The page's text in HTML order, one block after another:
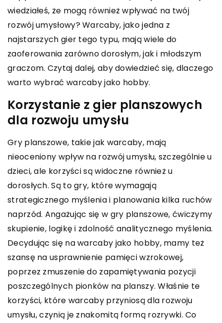
wiedziałeś, że mogą również wpływać na twój
rozwój umysłowy? Warcaby, jako jedna z
najstarszych gier tego typu, mają wiele do
zaoferowania zarówno dorosłym, jak i młodszym
graczom. Czytaj dalej, aby dowiedzieć się, dlaczego
warto wybrać warcaby jako hobby.
Korzystanie z gier planszowych
dla rozwoju umysłu
Gry planszowe, takie jak warcaby, mają
nieoceniony wpływ na rozwój umysłu, szczególnie u
dzieci, ale korzyści są widoczne również u
dorosłych. Są to gry, które wymagają
strategicznego myślenia i planowania kilka ruchów
naprzód. Angażując się w gry planszowe, ćwiczymy
skupienie, logikę i zdolność analitycznego myślenia.
Decydując się na warcaby jako hobby, mamy też
szansę na usprawnienie pamięci wzrokowej,
poprzez zmuszenie do zapamiętywania pozycji
poszczególnych pionków na planszy. Właśnie te
korzyści, które warcaby przyniosą dla rozwoju
umysłu, czynią je znakomitą formą rozrywki. Co